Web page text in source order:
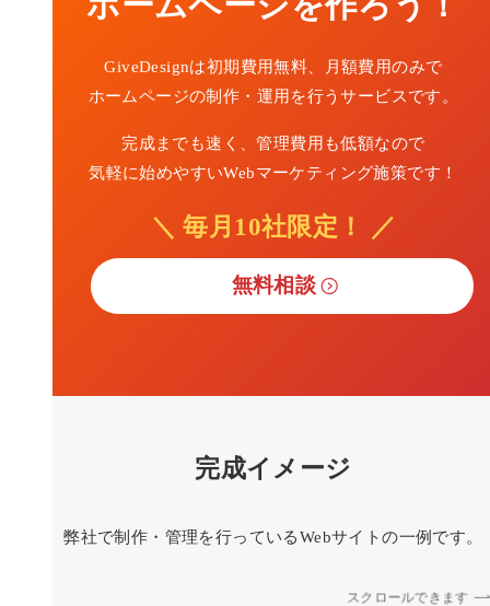
GiveDesignは初期費用無料、月額費用のみで
ホームページの制作・運用を行うサービスです。
完成までも速く、管理費用も低額なので
気軽に始めやすいWebマーケティング施策です！
＼ 毎月10社限定！ ／
無料相談
完成イメージ
弊社で制作・管理を行っているWebサイトの一例です。
スクロールできます